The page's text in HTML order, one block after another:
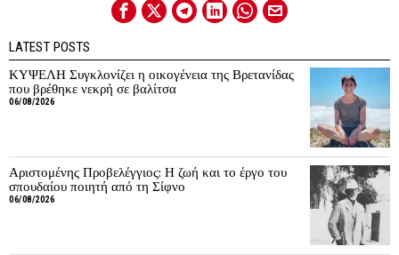
LATEST POSTS
ΚΥΨΕΛΗ Συγκλονίζει η οικογένεια της Βρετανίδας
που βρέθηκε νεκρή σε βαλίτσα
06/08/2026
Αριστομένης Προβελέγγιος: Η ζωή και το έργο του
σπουδαίου ποιητή από τη Σίφνο
06/08/2026